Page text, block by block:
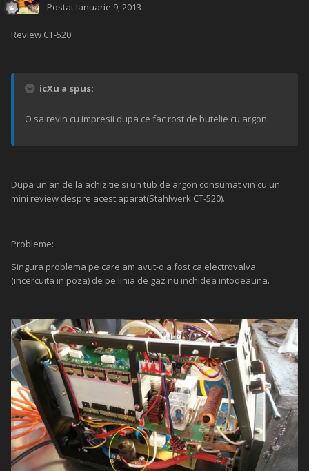
Postat Ianuarie 9, 2013
Review CT-520
icXu a spus:
O sa revin cu impresii dupa ce fac rost de butelie cu argon.
Dupa un an de la achizitie si un tub de argon consumat vin cu un
mini review despre acest aparat(Stahlwerk CT-520).
Probleme:
Singura problema pe care am avut-o a fost ca electrovalva
(incercuita in poza) de pe linia de gaz nu inchidea intodeauna.